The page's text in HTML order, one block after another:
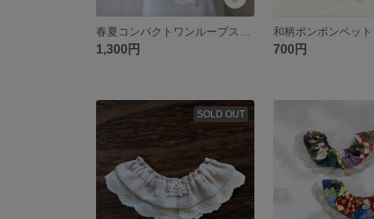
1,300円 700円
SOLD OUT